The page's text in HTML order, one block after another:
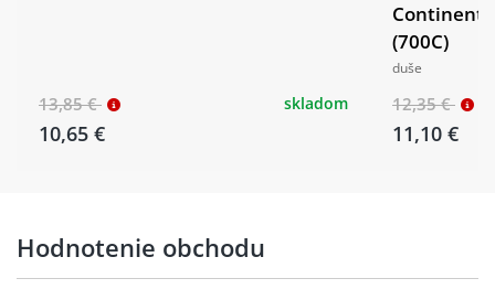
13,85 €
10,65 €
skladom
(700C)
duše
12,35 €
11,10 €
Hodnotenie obchodu